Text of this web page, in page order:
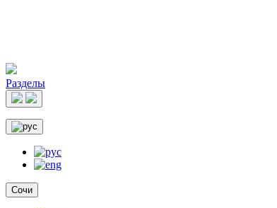
Разделы
Сочи